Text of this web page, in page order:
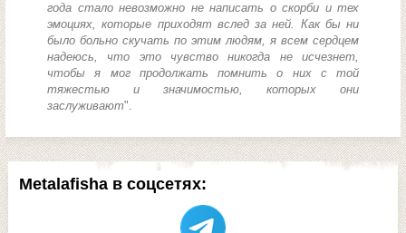
Metalafisha в соцсетях:
года стало невозможно не написать о скорби и тех
эмоциях, которые приходят вслед за ней. Как бы ни
было больно скучать по этим людям, я всем сердцем
надеюсь, что это чувство никогда не исчезнет,
чтобы я мог продолжать помнить о них с той
тяжестью и значимостью, которых они
заслуживают".